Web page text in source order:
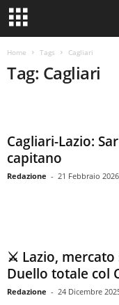
Home Tags Cagliari
Tag: Cagliari
Cagliari-Lazio:
capitano
Redazione - 21 Febbraio 2026
⚔️ Lazio,
Duello totale col
Redazione - 24 Dicembre